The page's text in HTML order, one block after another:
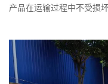
产品在运输过程中不受损坏